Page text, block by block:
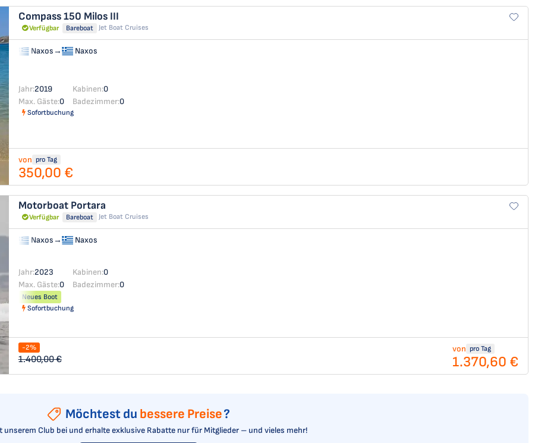
Compass 150 Milos III
Verfügbar Bareboat Jet Boat Cruises
Naxos→ Naxos
Jahr:2019 Kabinen:0
Max. Gäste:0 Badezimmer:0
Sofortbuchung
von pro Tag
350,00 €
Motorboat Portara
Verfügbar Bareboat Jet Boat Cruises
Naxos→ Naxos
Jahr:2023 Kabinen:0
Max. Gäste:0 Badezimmer:0
Neues Boot
Sofortbuchung
-2%
1.400,00 €
von pro Tag
1.370,60 €
Möchtest du bessere Preise?
unserem Club bei und erhalte exklusive Rabatte nur für Mitglieder – und vieles mehr!